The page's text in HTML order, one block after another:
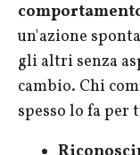
un'azione
gli altri senza
cambio. Chi
spesso lo fa